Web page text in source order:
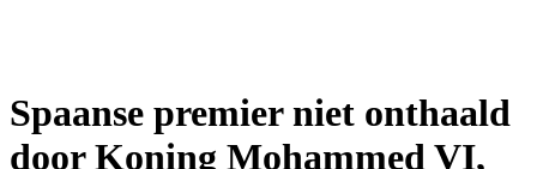
Spaanse premier niet onthaald
door Koning Mohammed VI,